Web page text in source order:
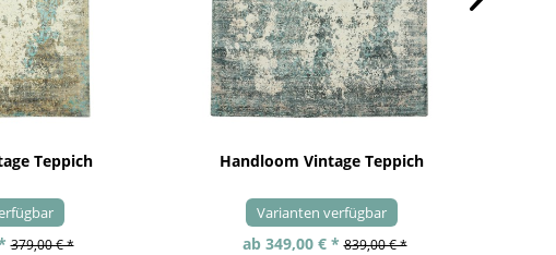
Teppich
379,00 € *
Handloom Vintage Teppich
Varianten verfügbar
ab 349,00 € * 839,00 € *